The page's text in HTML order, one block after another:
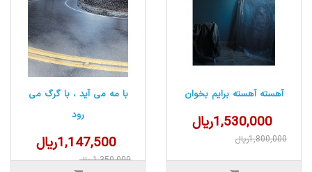
با مه می آید ، با گرگ می
رود
1,147,500ریال
1,350,000ریال
آهسته آهسته برایم بخوان
1,530,000ریال
1,800,000ریال